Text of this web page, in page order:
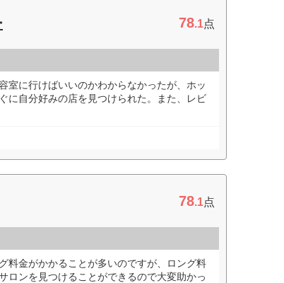
78.1点
室に行けばいいのかわからなかったが、ホッ
に自分好みの店を見つけられた。また、レビ
78.1点
料金がかかることが多いのですが、ロング料
ロンを見つけることができるので大変助かっ